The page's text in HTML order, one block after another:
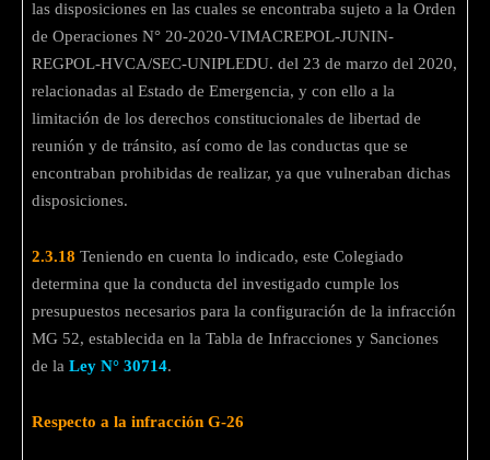
las disposiciones en las cuales se encontraba sujeto a la Orden
de Operaciones N° 20-2020-VIMACREPOL-JUNIN-
REGPOL-HVCA/SEC-UNIPLEDU. del 23 de marzo del 2020,
relacionadas al Estado de Emergencia, y con ello a la
limitación de los derechos constitucionales de libertad de
reunión y de tránsito, así como de las conductas que se
encontraban prohibidas de realizar, ya que vulneraban dichas
disposiciones.
2.3.18 Teniendo en cuenta lo indicado, este Colegiado
determina que la conducta del investigado cumple los
presupuestos necesarios para la configuración de la infracción
MG 52, establecida en la Tabla de Infracciones y Sanciones
de la Ley N° 30714.
Respecto a la infracción G-26